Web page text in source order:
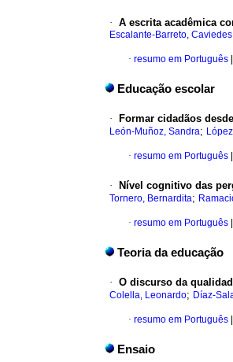
· A escrita acadêmica
Escalante-Barreto,
· resumo em Português
Educação escolar
· Formar cidadãos
León-Muñoz, Sandra;
· resumo em Português
· Nível cognitivo das
Tornero, Bernardita;
· resumo em Português
Teoria da educação
· O discurso da
Colella, Leonardo; Díaz-
· resumo em Português
Ensaio